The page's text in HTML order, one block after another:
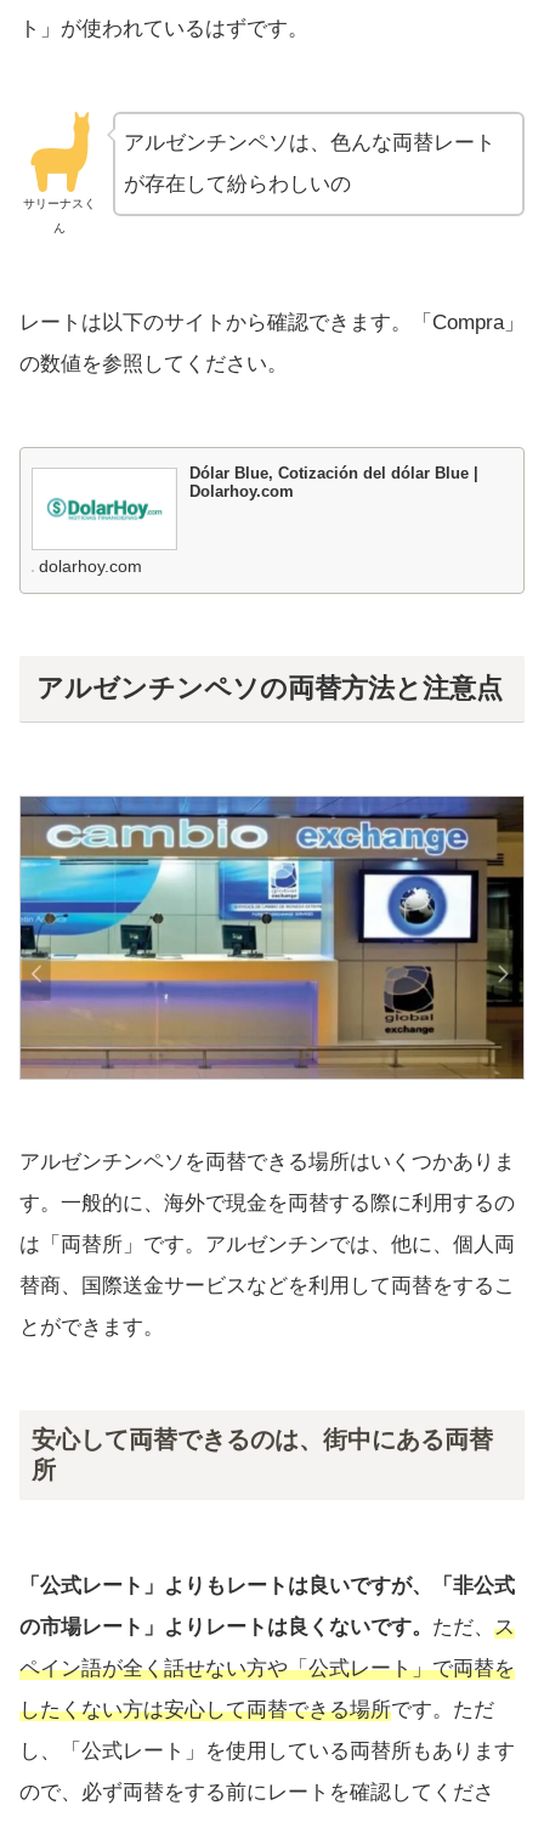
ト」が使われているはずです。
サリーナスく
ん
アルゼンチンペソは、色んな両替レート
が存在して紛らわしいの
レートは以下のサイトから確認できます。「Compra」
の数値を参照してください。
Dólar Blue, Cotización del dólar Blue |
Dolarhoy.com
dolarhoy.com
アルゼンチンペソの両替方法と注意点
アルゼンチンペソを両替できる場所はいくつかありま
す。一般的に、海外で現金を両替する際に利用するの
は「両替所」です。アルゼンチンでは、他に、個人両
替商、国際送金サービスなどを利用して両替をするこ
とができます。
安心して両替できるのは、街中にある両替
所
「公式レート」よりもレートは良いですが、「非公式
の市場レート」よりレートは良くないです。 ただ、 ス
ペイン語が全く話せない方や「公式レート」で両替を
したくない方は安心して両替できる場所です。ただ
し、「公式レート」を使用している両替所もあります
ので、必ず両替をする前にレートを確認してくださ